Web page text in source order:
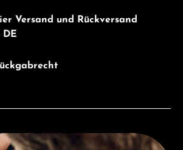
Versand und Rückversand
Uhren